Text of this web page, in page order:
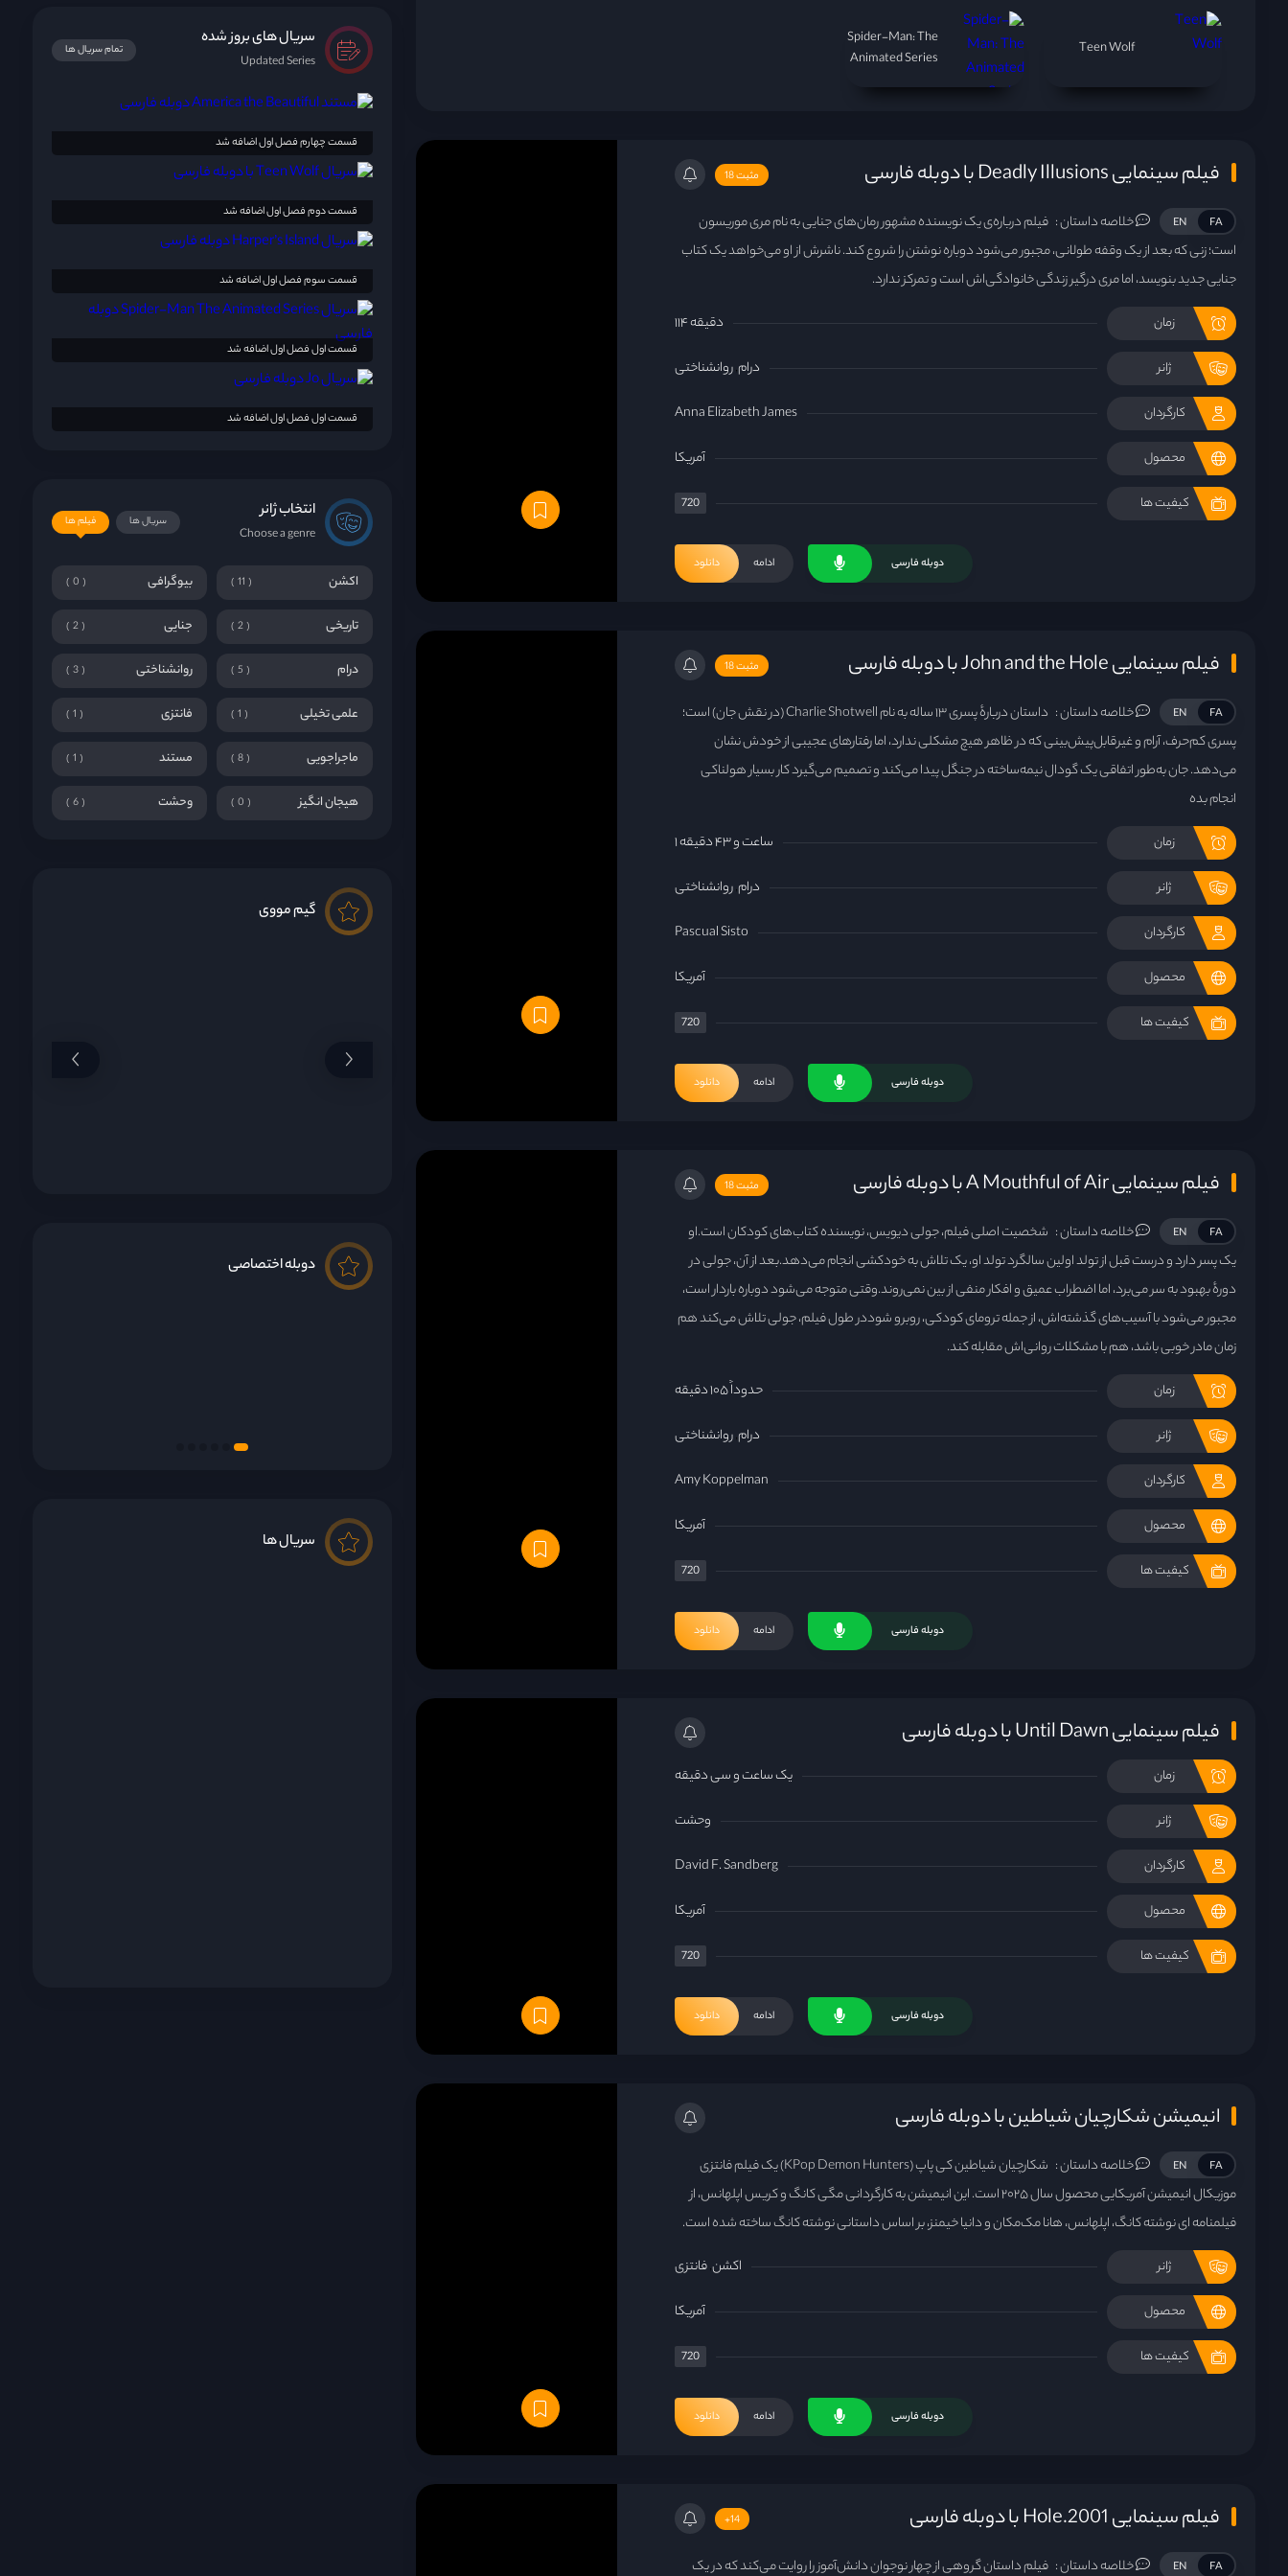
Teen Wolf
Spider-Man: The
Animated Series
فیلم سینمایی Deadly Illusions با دوبله فارسی مثبت 18
FA
EN خلاصه داستان : فیلم درباره‌ی یک نویسنده مشهور رمان‌های جنایی به نام مری موریسون
است؛ زنی که بعد از یک وقفه طولانی، مجبور می‌شود دوباره نوشتن را شروع کند. ناشرش از او می‌خواهد یک کتاب
جنایی جدید بنویسد، اما مری درگیر زندگی خانوادگی‌اش است و تمرکز ندارد.
زمان ۱۱۴ دقیقه
ژانر درام روانشناختی
کارگردان Anna Elizabeth James
محصول آمریکا
کیفیت ها 720
ادامه دانلود دوبله فارسی
فیلم سینمایی John and the Hole با دوبله فارسی مثبت 18
FA
EN خلاصه داستان :
داستان دربارهٔ پسری ۱۳ ساله به نام Charlie Shotwell (در نقش جان) است؛
پسری کم‌حرف، آرام و غیرقابل‌پیش‌بینی که در ظاهر هیچ مشکلی ندارد، اما رفتارهای عجیبی از خودش نشان
می‌دهد. جان به‌طور اتفاقی یک گودال نیمه‌ساخته در جنگل پیدا می‌کند و تصمیم می‌گیرد کار بسیار هولناکی
انجام بده
زمان ۱ ساعت و ۴۳ دقیقه
ژانر درام روانشناختی
کارگردان Pascual Sisto
محصول آمریکا
کیفیت ها 720
ادامه دانلود دوبله فارسی
فیلم سینمایی A Mouthful of Air با دوبله فارسی مثبت 18
FA
EN خلاصه داستان : شخصیت اصلی فیلم، جولی دیویس، نویسنده کتاب‌های کودکان است.او
یک پسر دارد و درست قبل از تولد اولین سالگرد تولد او، یک تلاش به خودکشی انجام می‌دهد.بعد از آن، جولی در
دورهٔ بهبود به سر می‌برد، اما اضطراب عمیق و افکار منفی از بین نمی‌روند.وقتی متوجه می‌شود دوباره باردار است،
مجبور می‌شود با آسیب‌های گذشته‌اش، از جمله ترومای کودکی، روبرو شوددر طول فیلم، جولی تلاش می‌کند هم
زمان مادر خوبی باشد، هم با مشکلات روانی‌اش مقابله کند.
زمان حدوداً ۱۰۵ دقیقه
ژانر درام روانشناختی
کارگردان Amy Koppelman
محصول آمریکا
کیفیت ها 720
ادامه دانلود دوبله فارسی
فیلم سینمایی Until Dawn با دوبله فارسی
زمان یک ساعت و سی دقیقه
ژانر وحشت
کارگردان David F. Sandberg
محصول آمریکا
کیفیت ها 720
ادامه دانلود دوبله فارسی
انیمیشن شکارچیان شیاطین با دوبله فارسی
FA
EN خلاصه داستان :
شکارچیان شیاطین کی‌ پاپ (KPop Demon Hunters) یک فیلم فانتزی
موزیکال انیمیشن آمریکایی محصول سال ۲۰۲۵ است. این انیمیشن به کارگردانی مگی کانگ و کریس اپلهانس، از
فیلمنامه‌ ای نوشته کانگ، اپلهانس، هانا مک‌مکان و دانیا خیمنز، بر اساس داستانی نوشته کانگ ساخته شده است.
ژانر اکشن فانتزی
محصول آمریکا
کیفیت ها 720
ادامه دانلود دوبله فارسی
فیلم سینمایی Hole.2001 با دوبله فارسی 14+
FA
EN خلاصه داستان : فیلم داستان گروهی از چهار نوجوان دانش‌آموز را روایت می‌کند که در یک
سریال های بروز شده
Updated Series
تمام سریال ها
قسمت چهارم فصل اول اضافه شد
قسمت دوم فصل اول اضافه شد
قسمت سوم فصل اول اضافه شد
قسمت اول فصل اول اضافه شد
قسمت اول فصل اول اضافه شد
انتخاب ژانر
Choose a genre
فیلم ها سریال ها
اکشن 11 بیوگرافی 0
تاریخی 2 جنایی 2
درام 5 روانشناختی 3
علمی تخیلی 1 فانتزی 1
ماجراجویی 8 مستند 1
هیجان انگیز 0 وحشت 6
گیم مووی
دوبله اختصاصی
سریال ها